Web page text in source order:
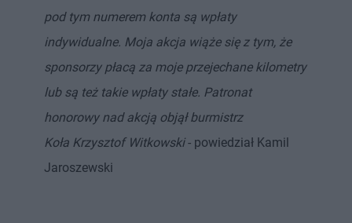
pod tym numerem konta są wpłaty
indywidualne. Moja akcja wiąże się z tym, że
sponsorzy płacą za moje przejechane kilometry
lub są też takie wpłaty stałe. Patronat
honorowy nad akcją objął burmistrz
Koła Krzysztof Witkowski- powiedział Kamil
Jaroszewski